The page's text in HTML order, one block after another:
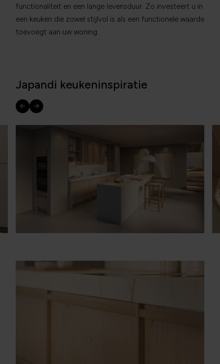
functionaliteit en een lange levensduur. Zo investeert u in
een keuken die zowel stijlvol is als een functionele waarde
toevoegt aan uw woning.
Japandi keukeninspiratie